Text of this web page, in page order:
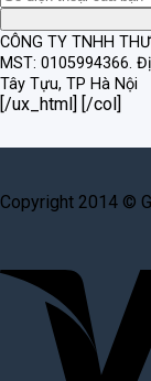
CÔNG TY TNHH
MST: 0105994366.
Tây Tựu, TP Hà Nội
[/ux_html] [/col]
Copyright 2014 ©